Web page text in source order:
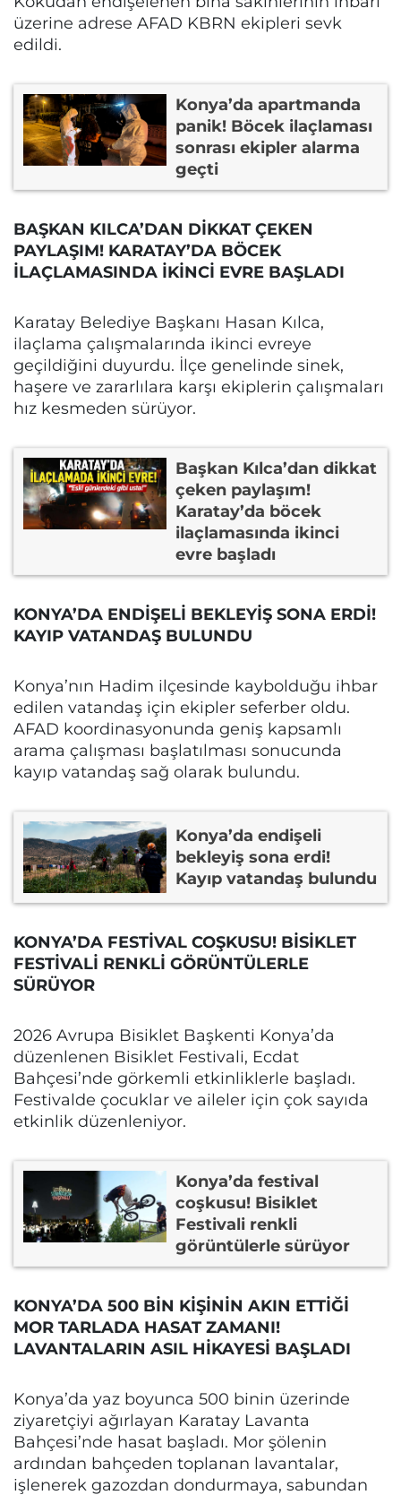
üzerine adrese AFAD KBRN ekipleri sevk
edildi.
Konya’da apartmanda
panik! Böcek ilaçlaması
sonrası ekipler alarma
geçti
BAŞKAN KILCA’DAN DİKKAT ÇEKEN
PAYLAŞIM! KARATAY’DA BÖCEK
İLAÇLAMASINDA İKİNCİ EVRE BAŞLADI
Karatay Belediye Başkanı Hasan Kılca,
ilaçlama çalışmalarında ikinci evreye
geçildiğini duyurdu. İlçe genelinde sinek,
haşere ve zararlılara karşı ekiplerin çalışmaları
hız kesmeden sürüyor.
Başkan Kılca’dan dikkat
çeken paylaşım!
Karatay’da böcek
ilaçlamasında ikinci
evre başladı
KONYA’DA ENDİŞELİ BEKLEYİŞ SONA ERDİ!
KAYIP VATANDAŞ BULUNDU
Konya’nın Hadim ilçesinde kaybolduğu ihbar
edilen vatandaş için ekipler seferber oldu.
AFAD koordinasyonunda geniş kapsamlı
arama çalışması başlatılması sonucunda
kayıp vatandaş sağ olarak bulundu.
Konya’da endişeli
bekleyiş sona erdi!
Kayıp vatandaş bulundu
KONYA’DA FESTİVAL COŞKUSU! BİSİKLET
FESTİVALİ RENKLİ GÖRÜNTÜLERLE
SÜRÜYOR
2026 Avrupa Bisiklet Başkenti Konya’da
düzenlenen Bisiklet Festivali, Ecdat
Bahçesi’nde görkemli etkinliklerle başladı.
Festivalde çocuklar ve aileler için çok sayıda
etkinlik düzenleniyor.
Konya’da festival
coşkusu! Bisiklet
Festivali renkli
görüntülerle sürüyor
KONYA’DA 500 BİN KİŞİNİN AKIN ETTİĞİ
MOR TARLADA HASAT ZAMANI!
LAVANTALARIN ASIL HİKAYESİ BAŞLADI
Konya’da yaz boyunca 500 binin üzerinde
ziyaretçiyi ağırlayan Karatay Lavanta
Bahçesi’nde hasat başladı. Mor şölenin
ardından bahçeden toplanan lavantalar,
işlenerek gazozdan dondurmaya, sabundan